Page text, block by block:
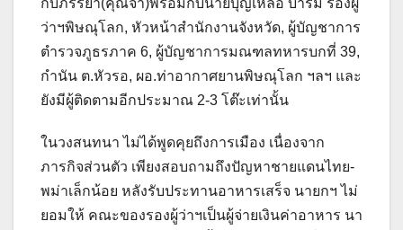
ว่าฯพิษณุโลก, หัวหน้าสำนักงานจังหวัด, ผู้บัญชาการ
ตำรวจภูธรภาค 6, ผู้บัญชาการมณฑลทหารบกที่ 39,
กำนัน ต.หัวรอ, ผอ.ท่าอากาศยานพิษณุโลก ฯลฯ และ
ยังมีผู้ติดตามอีกประมาณ 2-3 โต๊ะเท่านั้น
ในวงสนทนา ไม่ได้พูดคุยถึงการเมือง เนื่องจาก
ภารกิจส่วนตัว เพียงสอบถามถึงปัญหาชายแดนไทย-
พม่าเล็กน้อย หลังรับประทานอาหารเสร็จ นายกฯ ไม่
ยอมให้ คณะของรองผู้ว่าฯเป็นผู้จ่ายเงินค่าอาหาร นา